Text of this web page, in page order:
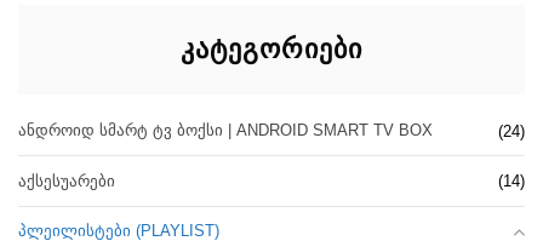
ᲙᲐᲢᲔᲒᲝᲠᲘᲔᲑᲘ
ᲐᲜᲓᲠᲝᲘᲓ ᲡᲛᲐᲠᲢ ᲢᲕ ᲑᲝᲥᲡᲘ | ANDROID SMART TV BOX (24)
ᲐᲥᲡᲔᲡᲣᲐᲠᲔᲑᲘ (14)
ᲞᲚᲔᲘᲚᲘᲡᲢᲔᲑᲘ (PLAYLIST)